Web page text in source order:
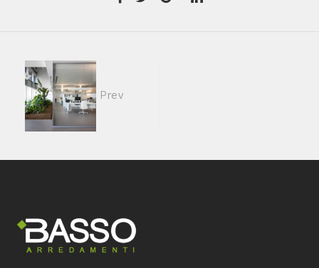
Portfolio
navigation
Prev